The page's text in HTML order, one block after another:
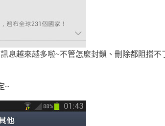
息越來越多啦~不管怎麼封鎖、刪除都阻擋
~